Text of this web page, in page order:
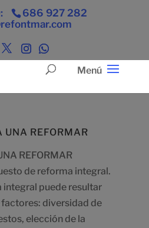
686 927 282
UNA REFORMAR
REFORMAR
de reforma integral.
integral puede resultar
diversidad de
elección de la